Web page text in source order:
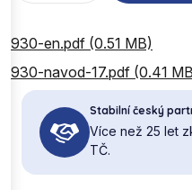
930-en.pdf (0.51 MB)
930-navod-17.pdf (0.41
Stabilní český
Více než 25 let
TČ.